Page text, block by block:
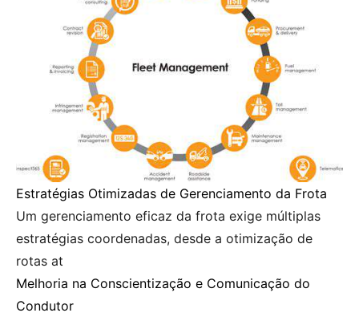
Estratégias Otimizadas de Gerenciamento da Frota
Um gerenciamento eficaz da frota exige múltiplas
estratégias coordenadas, desde a otimização de
rotas at
Melhoria na Conscientização e Comunicação do
Condutor